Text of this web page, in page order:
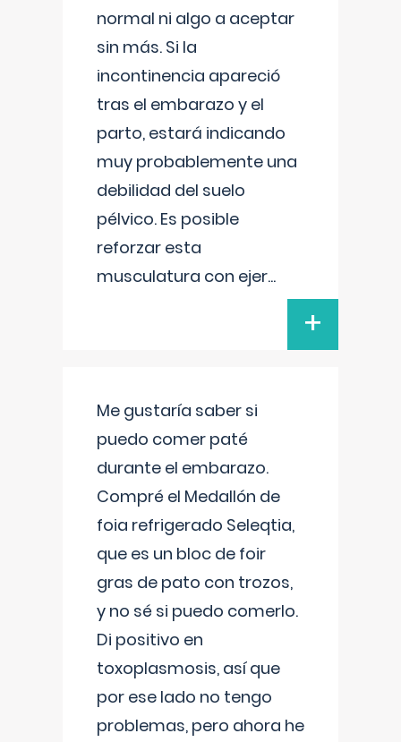
normal ni algo a aceptar
sin más. Si la
incontinencia apareció
tras el embarazo y el
parto, estará indicando
muy probablemente una
debilidad del suelo
pélvico. Es posible
reforzar esta
musculatura con ejer...
+
Me gustaría saber si
puedo comer paté
durante el embarazo.
Compré el Medallón de
foia refrigerado Seleqtia,
que es un bloc de foir
gras de pato con trozos,
y no sé si puedo comerlo.
Di positivo en
toxoplasmosis, así que
por ese lado no tengo
problemas, pero ahora he